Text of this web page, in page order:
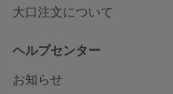
大口注文について
ヘルプセンター
お知らせ